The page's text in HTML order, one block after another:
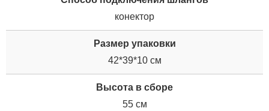
конектор
Размер упаковки
42*39*10 см
Высота в сборе
55 см